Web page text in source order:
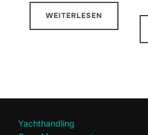
WEITERLESEN
Yachthandling